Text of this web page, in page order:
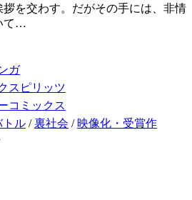
を交わす。だがその手には、非情
て…
ガ
スピリッツ
コミックス
トル /裏社会 / 映像化・受賞作